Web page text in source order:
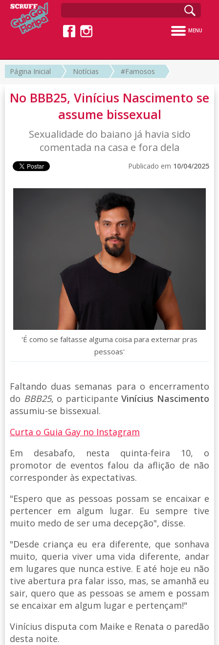
MENU
Página Inicial Notícias #Famosos
No BBB25, Vinícius Nascimento se
assume bissexual
Sexualidade do baiano já havia sido
comentada na casa e fora dela
Publicado em 10/04/2025
'É como se faltasse alguma coisa para externar pras
pessoas'
Faltando duas semanas para o encerramento
do BBB25, o participanteVinícius Nascimento
assumiu-se bissexual.
Curta o Guia Gay no Instagram
Em desabafo, nesta quinta-feira 10, o
promotor de eventos falou da aflição de não
corresponder às expectativas.
"Espero que as pessoas possam se encaixar e
pertencer em algum lugar. Eu sempre tive
muito medo de ser uma decepção", disse.
"Desde criança eu era diferente, que sonhava
muito, queria viver uma vida diferente, andar
em lugares que nunca estive. E até hoje eu não
tive abertura pra falar isso, mas, se amanhã eu
sair, quero que as pessoas se amem e possam
se encaixar em algum lugar e pertençam!"
Vinícius disputa com Maike e Renata o paredão
desta noite.